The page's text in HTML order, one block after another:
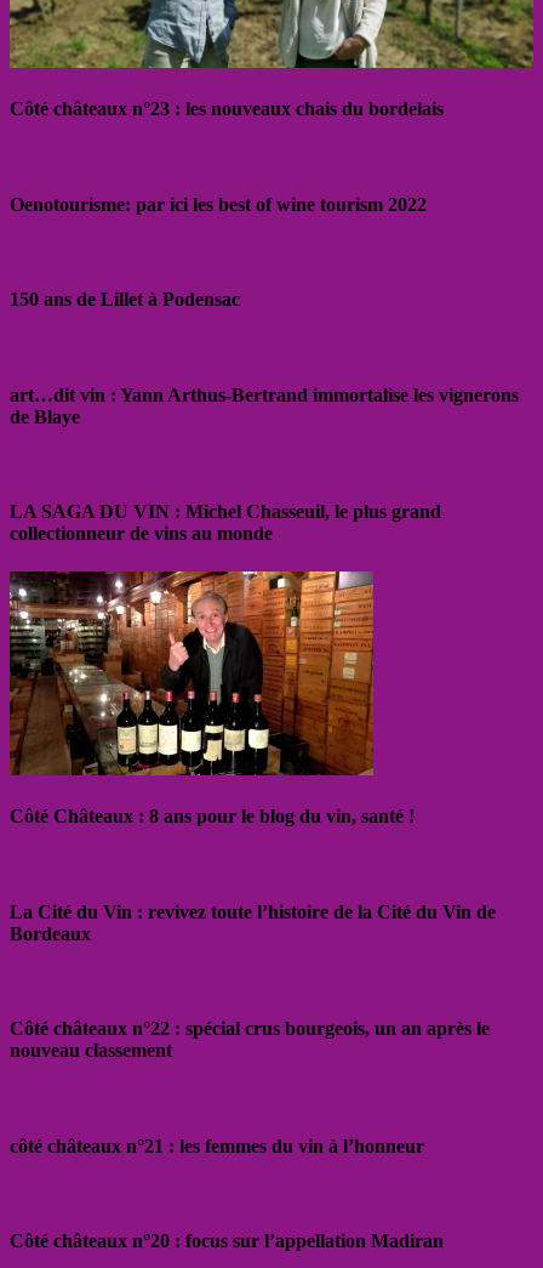
Côté châteaux n°23 : les nouveaux chais du bordelais
Oenotourisme: par ici les best of wine tourism 2022
150 ans de Lillet à Podensac
art…dit vin : Yann Arthus-Bertrand immortalise les vignerons
de Blaye
LA SAGA DU VIN : Michel Chasseuil, le plus grand
collectionneur de vins au monde
Côté Châteaux : 8 ans pour le blog du vin, santé !
La Cité du Vin : revivez toute l’histoire de la Cité du Vin de
Bordeaux
Côté châteaux n°22 : spécial crus bourgeois, un an après le
nouveau classement
côté châteaux n°21 : les femmes du vin à l’honneur
Côté châteaux n°20 : focus sur l’appellation Madiran